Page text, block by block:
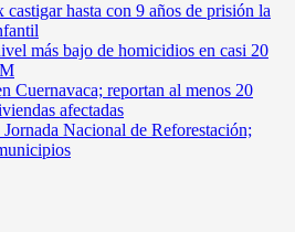
hasta con 9 años de prisión la
más bajo de homicidios en casi 20
Cuernavaca; reportan al menos 20
afectadas
Nacional de Reforestación;